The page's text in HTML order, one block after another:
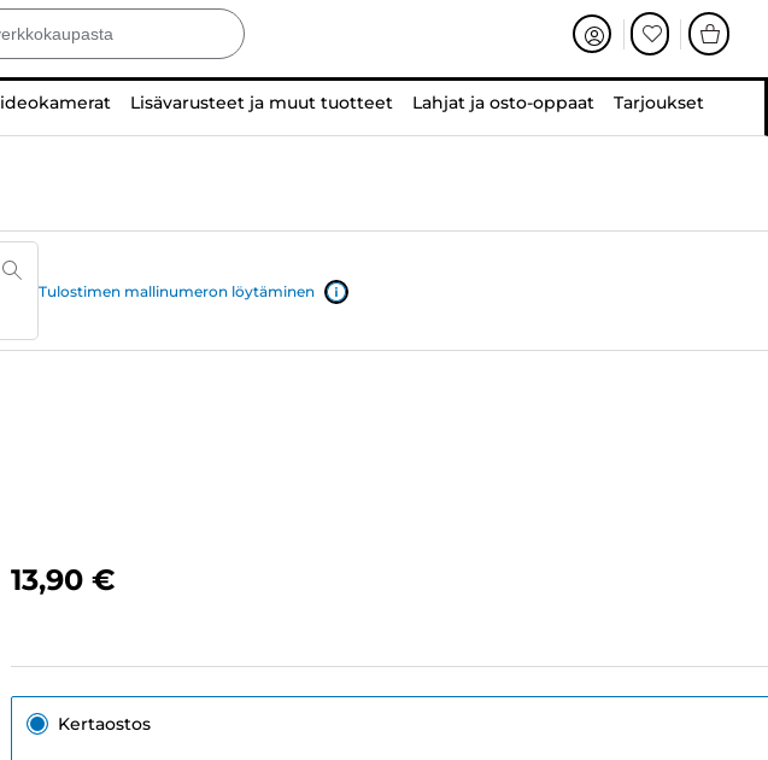
Lisävarusteet ja muut tuotteet Lahjat ja osto-oppaat Tarjoukset
Tulostimen mallinumeron löytäminen
13,90 €
Kertaostos